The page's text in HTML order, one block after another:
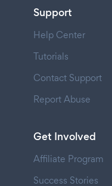
Support
Help Center
Tutorials
Contact Support
Report Abuse
Get Involved
Affiliate Program
Success Stories